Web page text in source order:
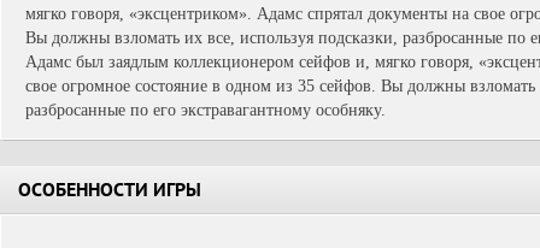
мягко говоря, «эксцентриком». Адамс спрятал документы на свое
Вы должны взломать их все, используя подсказки, разбросанные по
Адамс был заядлым коллекционером сейфов и, мягко говоря,
свое огромное состояние в одном из 35 сейфов. Вы должны взломать
разбросанные по его экстравагантному особняку.
ОСОБЕННОСТИ ИГРЫ